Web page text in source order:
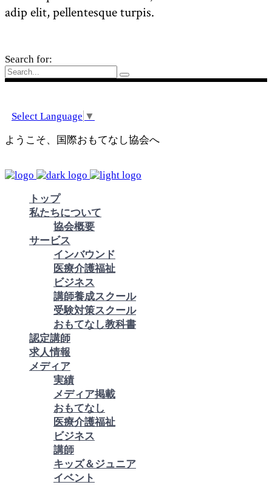
adip elit, pellentesque turpis.
Search for:
Select Language ▼
ようこそ、国際おもてなし協会へ
トップ
私たちについて
協会概要
サービス
インバウンド
医療介護福祉
ビジネス
講師養成スクール
受験対策スクール
おもてなし教科書
認定講師
求人情報
メディア
実績
メディア掲載
おもてなし
医療介護福祉
ビジネス
講師
キッズ＆ジュニア
イベント